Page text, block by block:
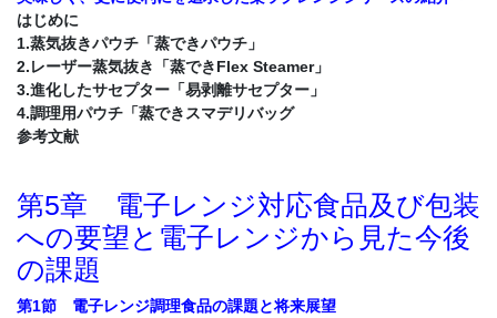
はじめに
1.蒸気抜きパウチ「蒸できパウチ」
2.レーザー蒸気抜き「蒸できFlex Steamer」
3.進化したサセプター「易剥離サセプター」
4.調理用パウチ「蒸できスマデリバッグ
参考文献
第5章 電子レンジ対応食品及び包装
への要望と電子レンジから見た今後
の課題
第1節 電子レンジ調理食品の課題と将来展望